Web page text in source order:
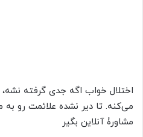
اختلال خواب اگه جدی گرفته
می‌کنه. تا دیر نشده علائمت رو
مشاورۀ آنلاین بگیر​